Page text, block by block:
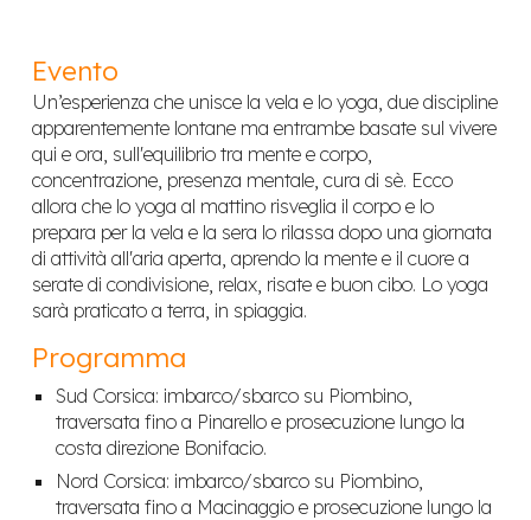
Evento
Un’esperienza che unisce la vela e lo yoga, due discipline
apparentemente lontane ma entrambe basate sul vivere
qui e ora, sull'equilibrio tra mente e corpo,
concentrazione, presenza mentale, cura di sè. Ecco
allora che lo yoga al mattino risveglia il corpo e lo
prepara per la vela e la sera lo rilassa dopo una giornata
di attività all'aria aperta, aprendo la mente e il cuore a
serate di condivisione, relax, risate e buon cibo. Lo yoga
sarà praticato a terra, in spiaggia.
Programma
Sud Corsica: imbarco/sbarco su Piombino,
traversata fino a Pinarello e prosecuzione lungo la
costa direzione Bonifacio.
Nord Corsica: imbarco/sbarco su Piombino,
traversata fino a Macinaggio e prosecuzione lungo la